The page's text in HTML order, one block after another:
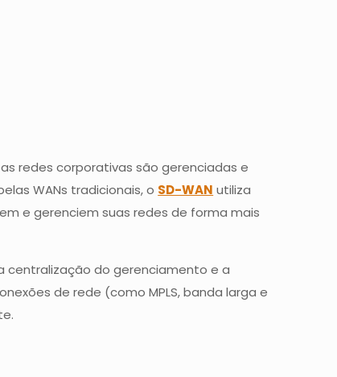
redes corporativas são gerenciadas e
WANs tradicionais, o SD-WAN utiliza
e gerenciem suas redes de forma mais
centralização do gerenciamento e a
de rede (como MPLS, banda larga e